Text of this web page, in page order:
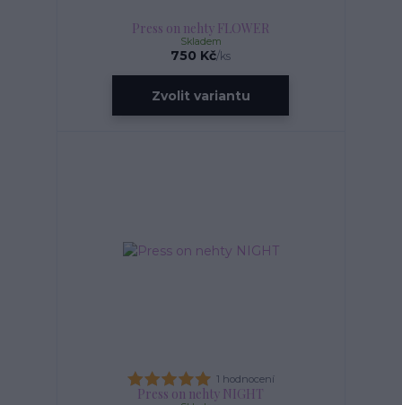
Press on nehty FLOWER
750 Kč/ks
Skladem
Zvolit variantu
1 hodnocení
Press on nehty NIGHT